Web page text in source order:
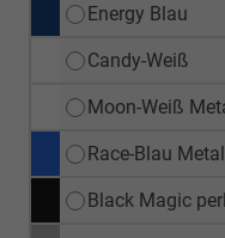
Energy Blau
Candy-Weiß
Moon-Weiß
Race-Blau
Black Magic